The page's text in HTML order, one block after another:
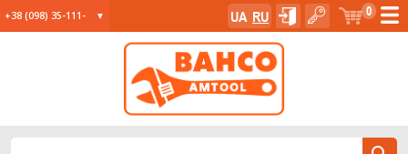
+38 (098) 35-111- 0
UA RU